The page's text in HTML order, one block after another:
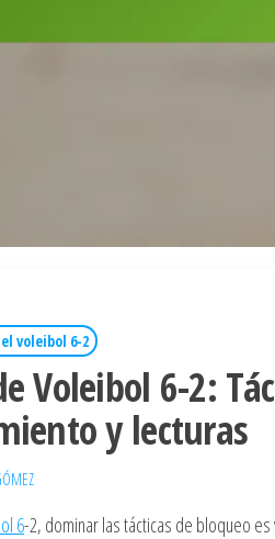
voleibol 6-2
Voleibol 6-2:
y lecturas
6-2, dominar las tácticas de bloqueo